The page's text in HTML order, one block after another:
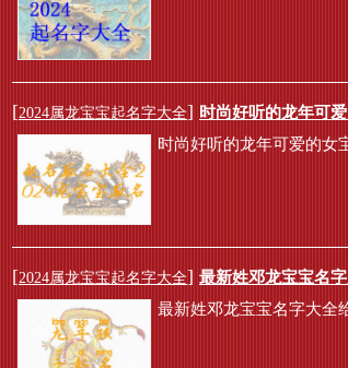
[2024属龙宝宝起名字大全] 时尚好听的龙年可
时尚好听的龙年可爱的女
[2024属龙宝宝起名字大全] 最新姓邓龙宝宝名
最新姓邓龙宝宝名字大全